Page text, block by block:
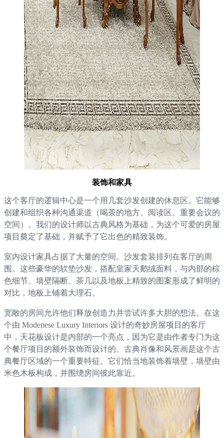
装饰和家具
这个客厅的逻辑中心是一个用几套沙发创建的休息区。它能够
创建和组织各种沟通渠道（喝茶的地方、阅读区、重要会议的
空间）。我们的设计师以古典风格为基础，为这个可爱的房屋
项目奠定了基础，并赋予了它出色的精致装饰。
室内设计家具占据了大量的空间。沙发套装排列在客厅的周
围。这些豪华的软垫沙发，搭配皇家天鹅绒面料，与内部的棕
色细节、墙壁隔断、茶几以及地板上精致的图案形成了鲜明的
对比，地板上铺着大理石。
宽敞的房间允许他们释放创造力并尝试许多大胆的想法。在这
个由 Modenese Luxury Interiors 设计的奇妙房屋项目的客厅
中，天花板设计是内部的一个亮点，因为它是由作者专门为这
个餐厅项目的额外装饰而设计的。古典肖像和风景画是这个古
典餐厅区域的一个重要特征。它们恰当地装饰着墙壁，墙壁由
米色木板构成，并围绕房间彼此靠近。